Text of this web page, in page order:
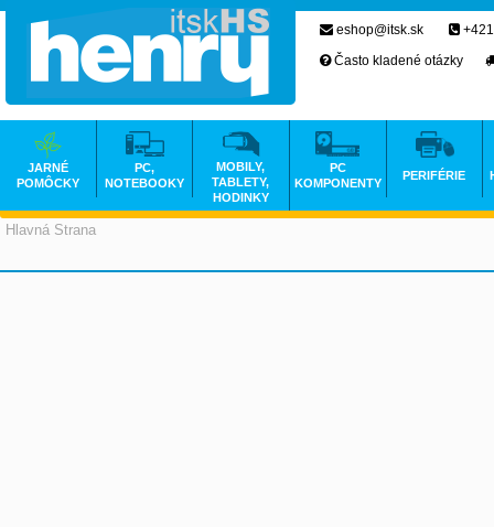
Hlavná Strana
eshop@itsk.sk
Často kladené otázky
JARNÉ
POMÔCKY
PC,
NOTEBOOKY
MOBILY,
TABLETY,
HODINKY
PC
KOMPONENTY
PERIFÉRIE